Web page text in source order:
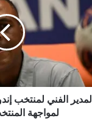
المدير الفني لمنتخب
لمواجهة